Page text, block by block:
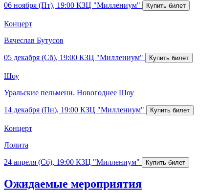
06 ноября (Пт), 19:00 КЗЦ "Миллениум"
Концерт
Вячеслав Бутусов
05 декабря (Сб), 19:00 КЗЦ "Миллениум"
Шоу
Уральские пельмени. Новогоднее Шоу
14 декабря (Пн), 19:00 КЗЦ "Миллениум"
Концерт
Лолита
24 апреля (Сб), 19:00 КЗЦ "Миллениум"
Ожидаемые мероприятия